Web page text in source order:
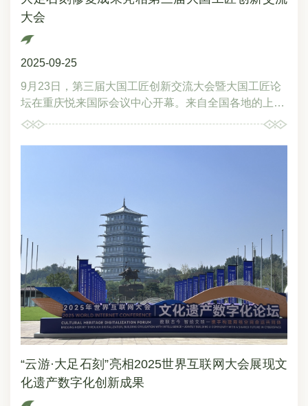
文博馆员冯雪梅介绍了大足石刻气象站建设和环境监测
数据采集情况，以及相关分析结果为文物保护材料选
用。在大足石刻文物医院，文博馆员刘小雨介绍了大足
石刻科技保护知识、文物保护修复设备以及模拟不同气
象环境下的病害成因及治理实验。在石质文物修复
制石刻彩绘，他介绍了石质文物修复基本方法并展示了
修复技艺。科普爱好者通过沉浸式体验，体会到不同气
感共鸣。“‘石’说新语：大足石刻与气象密码”特色科普活
动作为在首个“全国科普月”期间举办的气象科普与文化
遗产保护深度融合的特色活动，不仅传播了文物科技知
识，也向公众展示了文化遗产的独特魅力。接下来，大
足石刻景区将继续发挥好重庆市科普基地示范作用，开
展不同主题益趣相宜的科普活动，助力公众科学素养的
提升。
大会
2025-09-25
9月23日，第三届大国工匠创新交流大会暨大国工匠论
坛在重庆悦来国际会议中心开幕。来自全国各地的上百
名大国工匠齐聚山城，展示其在各领域的创新成果，并
新成果展示交流区，以简洁工业风、智能化展示和科技
互动体验，全方位、多角度展示了大国工匠在发展新质
生产力中的创新创造成果及工匠精神的时代价值。作为
重庆唯一的世界文化遗产，大足石刻受邀参展，通过实
物展示、影像资料等，向与会嘉宾和观众集中展示了大
足石刻3D打印数字化成果、可移动文物修复、模拟样
品等文物保护修复创新成果，展现了中国文物保护的科
技进步，传递了文物修复工作者对文化遗产的敬畏之
心，生动诠释了文物修复工作者的工匠精神，引起与会
馆员陈卉丽作为巾帼工匠代表，在巾帼工匠论坛“强国
建设‘她’力量”环节，围绕“扬巾帼工匠之志谱产业创新新
华章”作主旨发言。她向与会嘉宾讲述，她与大足石刻
“云游·大足石刻”亮相2025世界互联网大会展现文
化遗产数字化创新成果